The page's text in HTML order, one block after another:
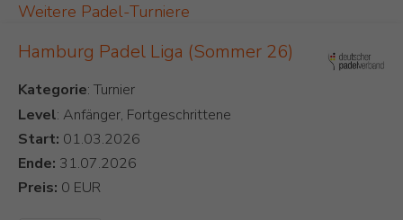
Weitere Padel-Turniere
Hamburg Padel Liga (Sommer 26)
Kategorie
Level: Anfänger, Fortgeschrittene
Start:
Ende:
Preis: